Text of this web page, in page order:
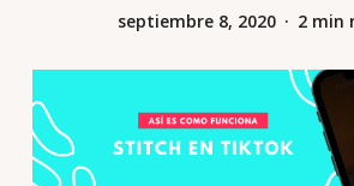
septiembre 8, 2020 2 min